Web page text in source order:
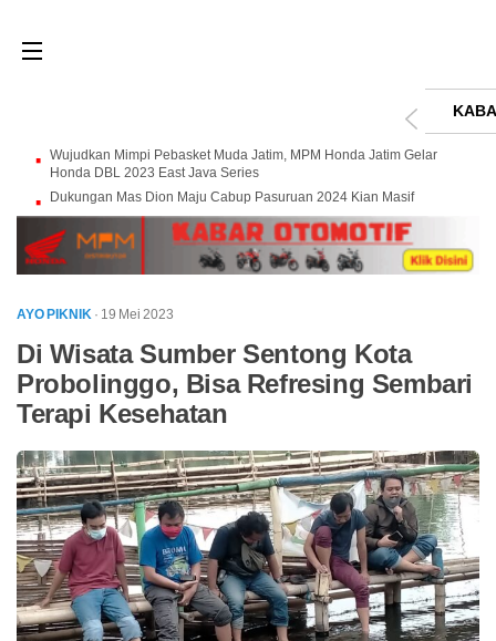
Wujudkan Mimpi Pebasket Muda Jatim, MPM Honda Jatim Gelar
Honda DBL 2023 East Java Series
Dukungan Mas Dion Maju Cabup Pasuruan 2024 Kian Masif
AYO PIKNIK · 19 Mei 2023
Di Wisata Sumber Sentong Kota
Probolinggo, Bisa Refresing Sembari
Terapi Kesehatan